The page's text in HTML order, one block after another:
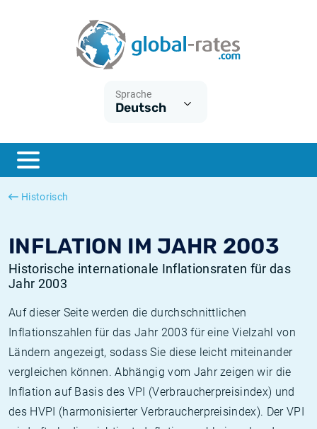
Sprache
Deutsch
Historisch
INFLATION IM JAHR 2003
Historische internationale Inflationsraten für das
Jahr 2003
Auf dieser Seite werden die durchschnittlichen
Inflationszahlen für das Jahr 2003 für eine Vielzahl von
Ländern angezeigt, sodass Sie diese leicht miteinander
vergleichen können. Abhängig vom Jahr zeigen wir die
Inflation auf Basis des VPI (Verbraucherpreisindex) und
des HVPI (harmonisierter Verbraucherpreisindex). Der VPI
ESTER
SONIA
Was ist die VPI-Inflation?
Was ist die HVPI-Inflation?
Deutsche inflation
Europäische inflation
Historische Euribor-Sätze
Historische ESTER-Sätze
Historische SOFR-Sätze
Historische SONIA-Sätze
Inflationsrechner